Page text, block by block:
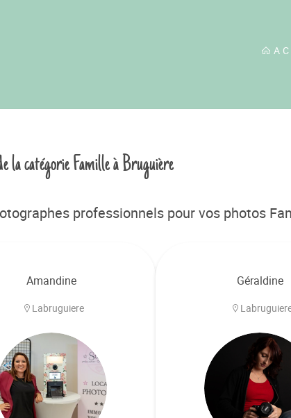
la catégorie Famille à Bruguière
professionnels pour vos photos
Amandine
Labruguiere
Géraldine